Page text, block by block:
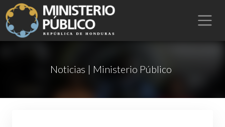
Noticias | Ministerio Público